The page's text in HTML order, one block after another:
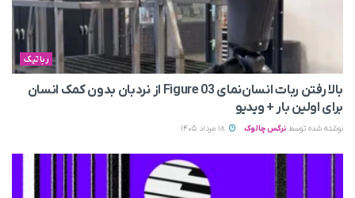
رباتیک
بالا رفتن ربات انسان‌نمای Figure 03 از نردبان بدون کمک انسان
برای اولین بار + ویدیو
نوشته شده توسط نرگس چالوک